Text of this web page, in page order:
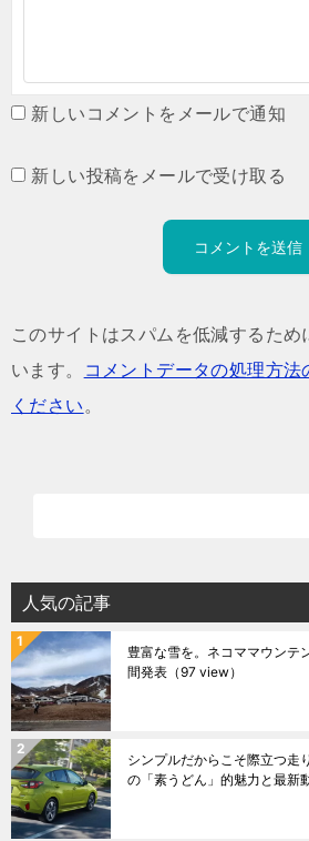
新しいコメントをメールで通知
新しい投稿をメールで受け取る
このサイトはスパムを低減するた
います。
コメントデータの処理方
ください。
人気の記事
豊富な雪を。ネコママウンテ
間発表 （97 view）
シンプルだからこそ際立つ走
の「素うどん」的魅力と最新